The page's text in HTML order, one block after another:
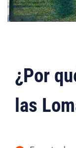
¿Por
las